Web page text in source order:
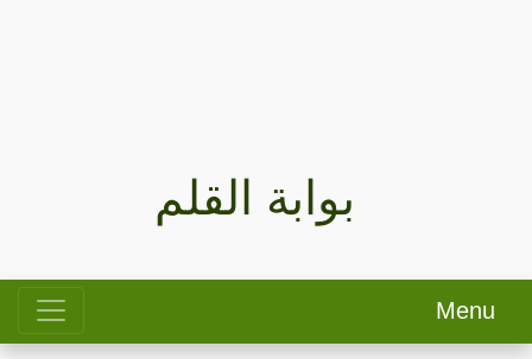
بوابة القلم
Menu